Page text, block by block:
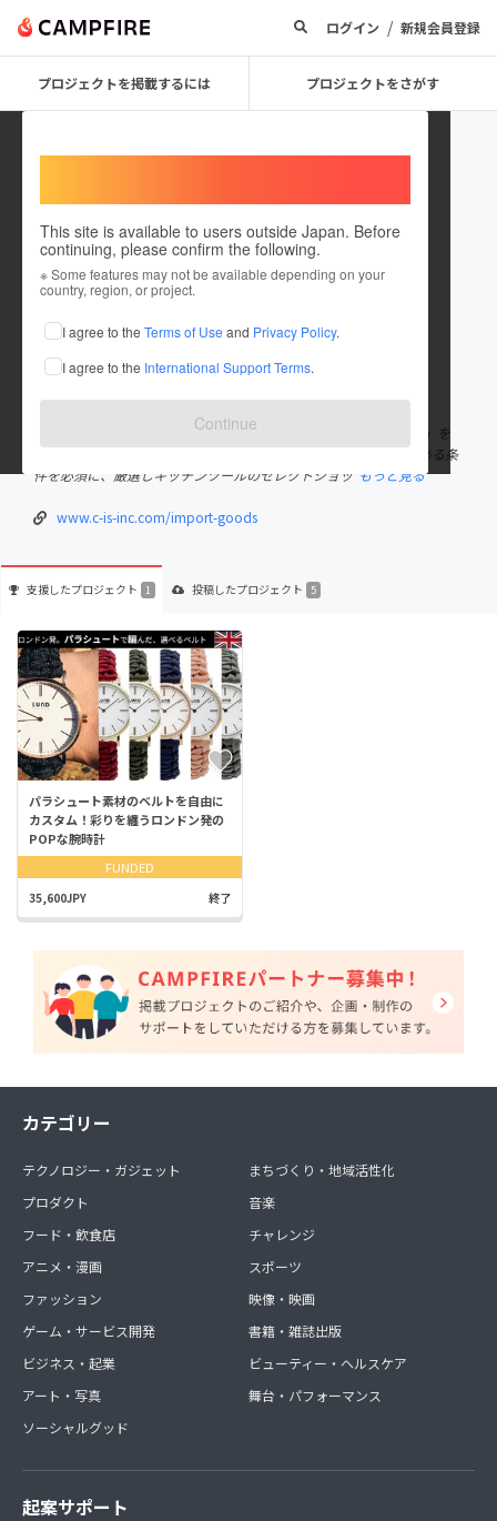
ログイン / 新規会員登録
プロジェクトを掲載するには プロジェクトをさがす
This site is available to users outside Japan. Before
continuing, please confirm the following.
※ Some features may not be available depending on your
country, region, or project.
I agree to the Terms of Use and Privacy Policy.
I agree to the International Support Terms.
Continue
cisinc
これまでに1回支援して5件のプロジェクトを投稿しています
在住国：日本 現在地：兵庫県
出身国：日本 出身地：未設定
弊社は、海外輸入やODM・OEMを通して、まだ日本にない「本物」を
日々探し求めて販売しています。「機能的でオシャレなもの」である条
件を必須に、厳選しキッチンツールのセレクトショッ もっと見る
www.c-is-inc.com/import-goods
支援したプロジェクト 1 投稿したプロジェクト 5
パラシュート素材のベルトを自由に
カスタム！彩りを纏うロンドン発の
POPな腕時計
FUNDED
35,600JPY 終了
カテゴリー
テクノロジー・ガジェット
プロダクト
フード・飲食店
アニメ・漫画
ファッション
ゲーム・サービス開発
ビジネス・起業
アート・写真
ソーシャルグッド
まちづくり・地域活性化
音楽
チャレンジ
スポーツ
映像・映画
書籍・雑誌出版
ビューティー・ヘルスケア
舞台・パフォーマンス
起案サポート